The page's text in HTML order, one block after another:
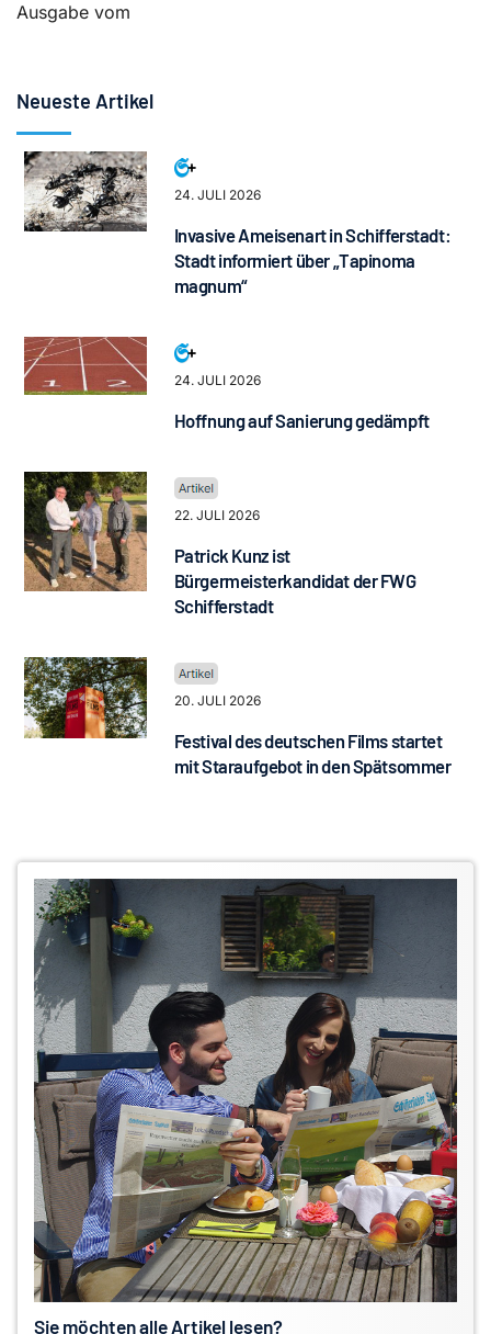
Ausgabe vom
Neueste Artikel
24. JULI 2026
Invasive Ameisenart in Schifferstadt:
Stadt informiert über „Tapinoma
magnum“
24. JULI 2026
Hoffnung auf Sanierung gedämpft
22. JULI 2026
Patrick Kunz ist
Bürgermeisterkandidat der FWG
Schifferstadt
20. JULI 2026
Festival des deutschen Films startet
mit Staraufgebot in den Spätsommer
Sie möchten alle Artikel lesen?